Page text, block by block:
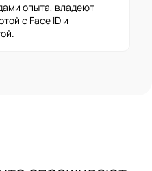
опыта, владеют
с Face ID и